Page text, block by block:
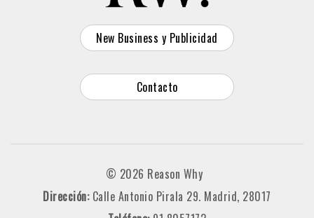
New Business y Publicidad
Contacto
© 2026 Reason Why
Dirección: Calle Antonio Pirala 29. Madrid, 28017